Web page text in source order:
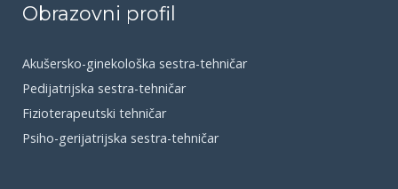
Obrazovni profil
Akušersko-ginekološka sestra-tehničar
Pedijatrijska sestra-tehničar
Fizioterapeutski tehničar
Psiho-gerijatrijska sestra-tehničar